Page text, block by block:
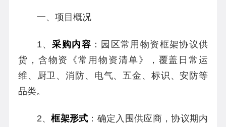
一、项目概况
1、采购内容 ：园区常用物资框架协议供
货，含物资《常用物资清单》，覆盖日常运
维、厨卫、消防、电气、五金、标识、安防等
品类。
2、框架形式 ：确定入围供应商，协议期内